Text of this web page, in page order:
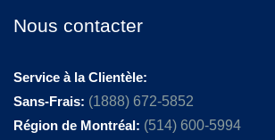
Nous contacter
Service à la Clientèle:
Sans-Frais: (1888) 672-5852
Région de Montréal: (514) 600-5994